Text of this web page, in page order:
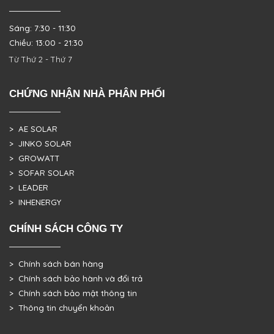
Sáng: 7:30 - 11:30
Chiều: 13:00 - 21:30
Từ Thứ 2 - Thứ 7
CHỨNG NHẬN NHÀ PHÂN PHỐI
> AE SOLAR
> JINKO SOLAR
> GROWATT
> SOFAR SOLAR
> LEADER
> INHENERGY
CHÍNH SÁCH CÔNG TY
> Chính sách bán hàng
> Chính sách bảo hành và đổi trả
> Chính sách bảo mật thông tin
> Thông tin chuyển khoản